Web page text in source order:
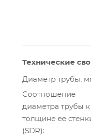
Технические
Диаметр трубы,
Cоотношение
диаметра трубы к
толщине ее
(SDR)